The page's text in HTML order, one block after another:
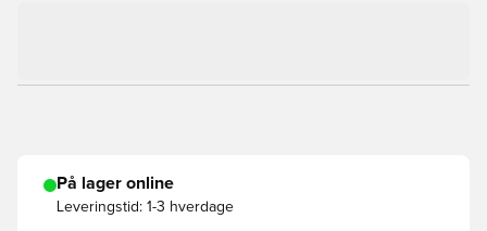
På lager online
Leveringstid: 1-3 hverdage